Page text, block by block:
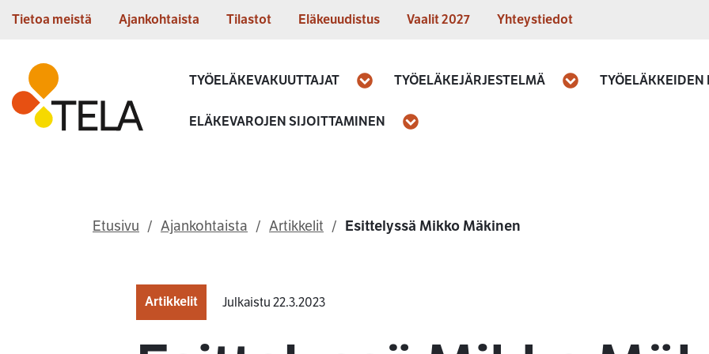
Siirry sisältöön
Tietoa meistä Ajankohtaista Tilastot Eläkeuudistus Vaalit 2027 Yhteystiedot
Etusivu
TYÖELÄKEVAKUUTTAJAT Avaa TYÖELÄKEJÄRJESTELMÄ Avaa TYÖELÄKKEIDEN
ELÄKEVAROJEN SIJOITTAMINEN Avaa
Etusivu Ajankohtaista Artikkelit Esittelyssä Mikko Mäkinen
Artikkelit Julkaistu 22.3.2023